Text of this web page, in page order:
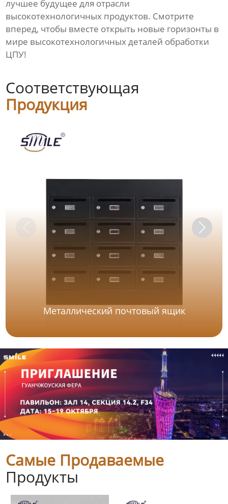
лучшее будущее для отрасли
высокотехнологичных продуктов. Смотрите
вперед, чтобы вместе открыть новые горизонты в
мире высокотехнологичных деталей обработки
ЦПУ!
Соответствующая
Продукция
Металлический почтовый ящик
Самые Продаваемые
Продукты